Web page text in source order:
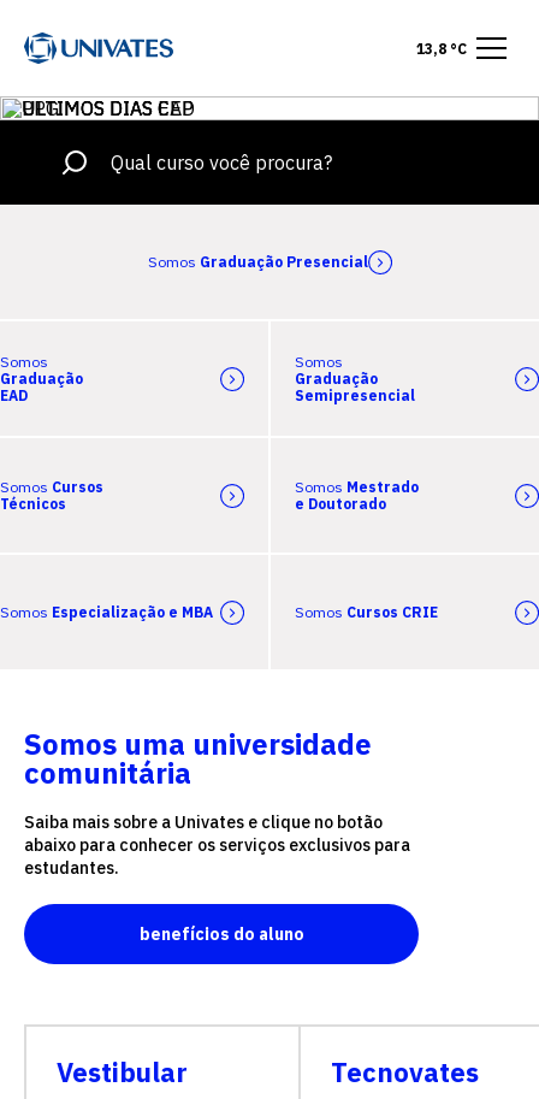
13,8 °C
Somos Graduação Presencial
Somos
Graduação
EAD
Somos
Graduação
Semipresencial
Somos Cursos
Técnicos
Somos Mestrado
e Doutorado
Somos Especialização e MBA Somos Cursos CRIE
Somos uma universidade
comunitária
Saiba mais sobre a Univates e clique no botão
abaixo para conhecer os serviços exclusivos para
estudantes.
benefícios do aluno
Vestibular Tecnovates